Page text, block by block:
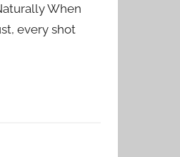
When
every shot